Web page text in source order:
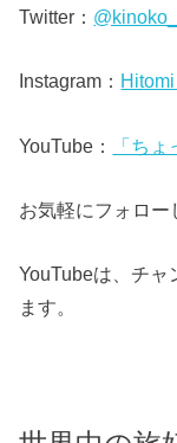
Twitter：
Instagram：
YouTube： 「ち
お気軽にフォロー
YouTubeは、チャ
ます。